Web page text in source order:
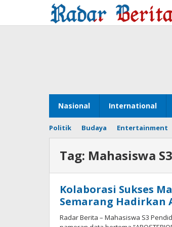
konten
Nasional International
Politik Budaya Entertainment
Tag: Mahasiswa
Kolaborasi Sukses
Semarang Hadirkan
Radar Berita – Mahasiswa S3